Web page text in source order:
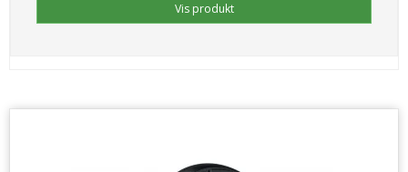
Vis produkt